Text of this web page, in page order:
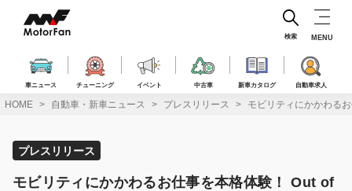
ス
車ニュース チューニング イベント 中古車 新車カタログ 自動車求人
検索 MENU
HOME 自動車・新車ニュース プレスリリース モビリティにかかわる
プレスリリース
モビリティにかかわるお仕事を本格体験！ Out of